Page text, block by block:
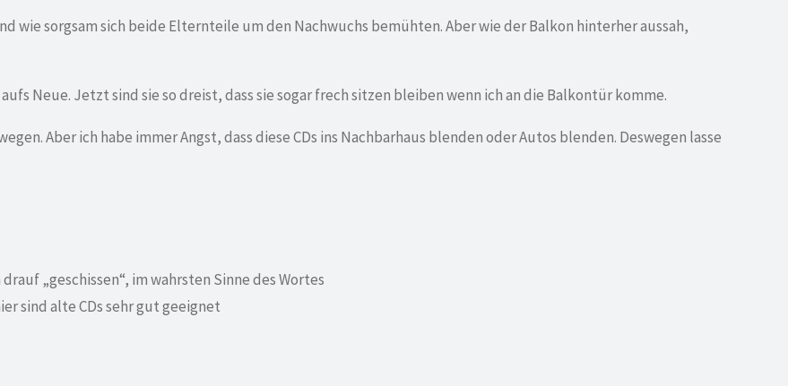
wie sorgsam sich beide Elternteile um den Nachwuchs bemühten. Aber wie der Balkon hinterher aussah,
Neue. Jetzt sind sie so dreist, dass sie sogar frech sitzen bleiben wenn ich an die Balkontür komme.
Aber ich habe immer Angst, dass diese CDs ins Nachbarhaus blenden oder Autos blenden. Deswegen lasse
„geschissen“, im wahrsten Sinne des Wortes
sind alte CDs sehr gut geeignet